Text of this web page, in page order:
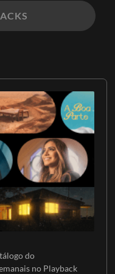
do
no Playback